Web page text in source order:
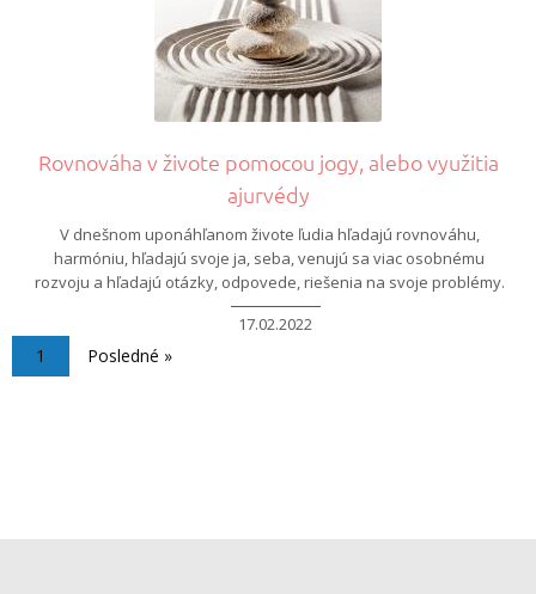
Rovnováha v živote pomocou jogy, alebo využitia
ajurvédy
V dnešnom uponáhľanom živote ľudia hľadajú rovnováhu,
harmóniu, hľadajú svoje ja, seba, venujú sa viac osobnému
rozvoju a hľadajú otázky, odpovede, riešenia na svoje problémy.
17.02.2022
Aktuálna stránka
1 Posledná strana
Posledné »